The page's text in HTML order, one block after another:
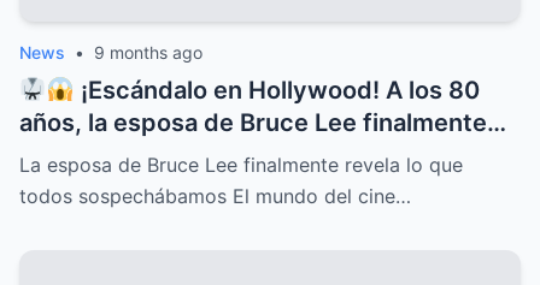
News • 9 months ago
¡Escándalo en Hollywood! A los 80
años, la esposa de Bruce Lee finalmente
rompe el silencio y revela lo que todos
sospechábamos: secretos ocultos,
La esposa de Bruce Lee finalmente revela lo que
todos sospechábamos El mundo del cine…